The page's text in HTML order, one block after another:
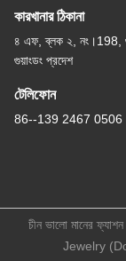
কারখানার ঠিকানা
৪ এফ, ব্লক ২, নং।198,
গুয়াংডং প্রদেশ
টেলিফোন
86--139 2467 0506
চীন ভালো মানের
Jewelry